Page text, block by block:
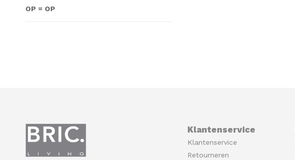
OP = OP
Klantenservice
Klantenservice
Retourneren